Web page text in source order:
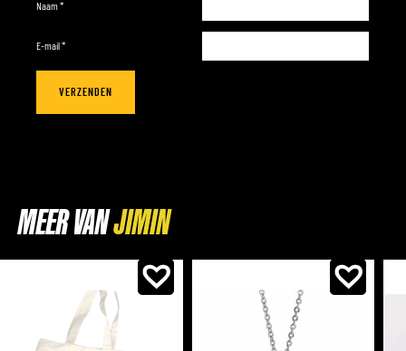
Naam*
E-mail*
MEER VAN